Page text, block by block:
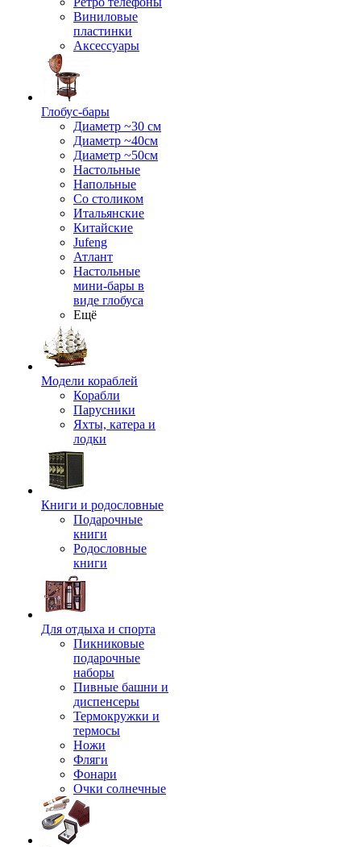
Виниловые
пластинки
Аксессуары
Глобус-бары
Диаметр ~30 см
Диаметр ~40см
Диаметр ~50см
Настольные
Напольные
Со столиком
Итальянские
Китайские
Jufeng
Атлант
Настольные
мини-бары в
виде глобуса
Ещё
Модели кораблей
Корабли
Парусники
Яхты, катера и
лодки
Книги и родословные
Подарочные
книги
Родословные
книги
Для отдыха и спорта
Пикниковые
подарочные
наборы
Пивные башни и
диспенсеры
Термокружки и
термосы
Ножи
Фляги
Фонари
Очки солнечные